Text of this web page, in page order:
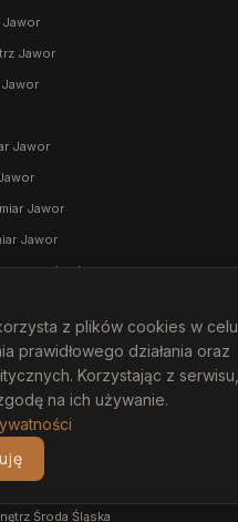
Jawor
Jawor
Jawor
Jawor
Jawor
Jawor
na wymiar Jawor
wymiar Jawor
Śląska
Środa Śląska
Śląska
Środa Śląska
z plików cookies w celu
prawidłowego działania oraz
Korzystając z serwisu,
na ich używanie.